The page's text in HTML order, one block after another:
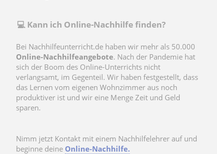
💻 Kann ich Online-Nachhilfe finden?
Bei Nachhilfeunterricht.de haben wir mehr als 50.000
Online-Nachhilfeangebote. Nach der Pandemie hat
sich der Boom des Online-Unterrichts nicht
verlangsamt, im Gegenteil. Wir haben festgestellt, dass
das Lernen vom eigenen Wohnzimmer aus noch
produktiver ist und wir eine Menge Zeit und Geld
sparen.
Nimm jetzt Kontakt mit einem Nachhilfelehrer auf und
beginne deine Online-Nachhilfe.